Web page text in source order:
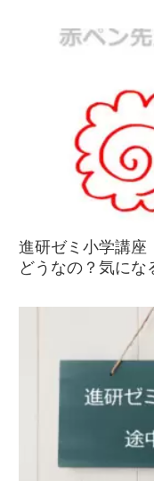
進研ゼミ小学講座
どうなの？気にな